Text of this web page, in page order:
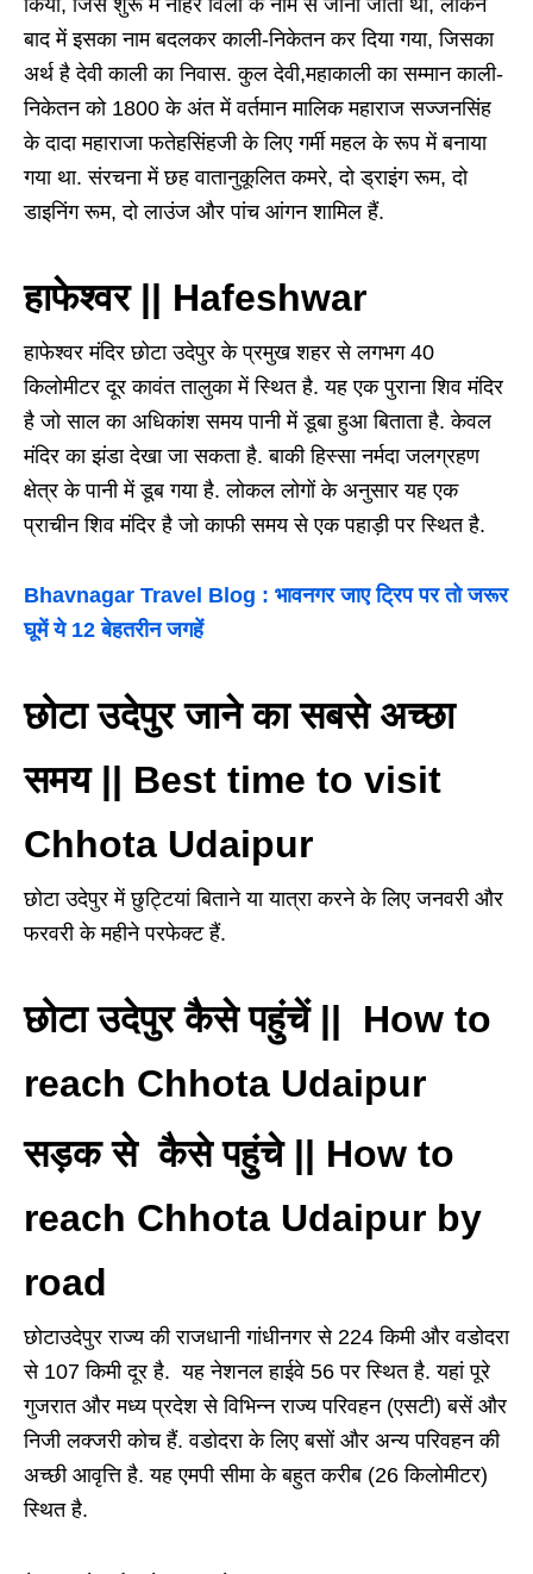
बाद में इसका नाम बदलकर काली-निकेतन कर दिया गया, जिसका
अर्थ है देवी काली का निवास. कुल देवी,महाकाली का सम्मान काली-
निकेतन को 1800 के अंत में वर्तमान मालिक महाराज सज्जनसिंह
के दादा महाराजा फतेहसिंहजी के लिए गर्मी महल के रूप में बनाया
गया था. संरचना में छह वातानुकूलित कमरे, दो ड्राइंग रूम, दो
डाइनिंग रूम, दो लाउंज और पांच आंगन शामिल हैं.
हाफेश्वर || Hafeshwar
हाफेश्वर मंदिर छोटा उदेपुर के प्रमुख शहर से लगभग 40
किलोमीटर दूर कावंत तालुका में स्थित है. यह एक पुराना शिव मंदिर
है जो साल का अधिकांश समय पानी में डूबा हुआ बिताता है. केवल
मंदिर का झंडा देखा जा सकता है. बाकी हिस्सा नर्मदा जलग्रहण
क्षेत्र के पानी में डूब गया है. लोकल लोगों के अनुसार यह एक
प्राचीन शिव मंदिर है जो काफी समय से एक पहाड़ी पर स्थित है.
Bhavnagar Travel Blog : भावनगर जाए ट्रिप पर तो जरूर
घूमें ये 12 बेहतरीन जगहें
छोटा उदेपुर जाने का सबसे अच्छा
समय || Best time to visit
Chhota Udaipur
छोटा उदेपुर में छुट्टियां बिताने या यात्रा करने के लिए जनवरी और
फरवरी के महीने परफेक्ट हैं.
छोटा उदेपुर कैसे पहुंचें || How to
reach Chhota Udaipur
सड़क से कैसे पहुंचे || How to
reach Chhota Udaipur by
road
छोटाउदेपुर राज्य की राजधानी गांधीनगर से 224 किमी और वडोदरा
से 107 किमी दूर है. यह नेशनल हाईवे 56 पर स्थित है. यहां पूरे
गुजरात और मध्य प्रदेश से विभिन्न राज्य परिवहन (एसटी) बसें और
निजी लक्जरी कोच हैं. वडोदरा के लिए बसों और अन्य परिवहन की
अच्छी आवृत्ति है. यह एमपी सीमा के बहुत करीब (26 किलोमीटर)
स्थित है.